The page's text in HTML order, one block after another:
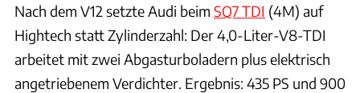
Nach dem V12 setzte Audi beim SQ7 TDI (4M) auf
Hightech statt Zylinderzahl: Der 4,0-Liter-V8-TDI
arbeitet mit zwei Abgasturboladern plus elektrisch
angetriebenem Verdichter. Ergebnis: 435 PS und 900